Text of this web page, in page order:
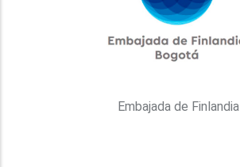
Embajada de Finlandia